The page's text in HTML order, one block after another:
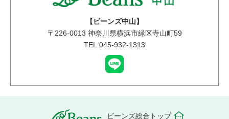
【ビーンズ中山】
〒 226-0013 神奈川県横浜市緑区寺山町59
TEL:045-932-1313
ビーンズ総合トップ